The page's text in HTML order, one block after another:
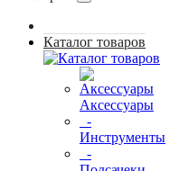
Каталог товаров
Аксессуары
-
Инструменты
-